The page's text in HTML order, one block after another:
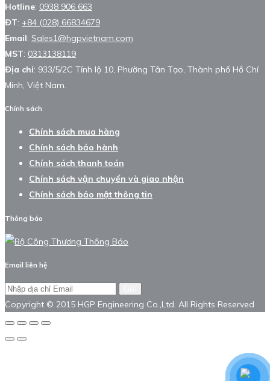
Hotline: 0938 906 663
ĐT: +84 (028) 66834679
Email: Sales1@hgpvietnam.com
MST: 0313138119
Địa chỉ: 933/5/2C Tỉnh lộ 10, Phường Tân Tạo, Thành phố Hồ Chí
Minh, Việt Nam.
Chính sách
Chính sách mua hàng
Chính sách bảo hành
Chính sách thanh toán
Chính sách vận chuyển và giao nhận
Chính sách bảo mật thông tin
Thông báo
Email liên hệ
Copyright © 2015 HGP Engineering Co.,Ltd. All Rights Reserved